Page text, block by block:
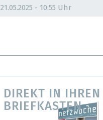
21.05.2025 - 10:55 Uhr
DIREKT IN IHREN
BRIEFKASTEN